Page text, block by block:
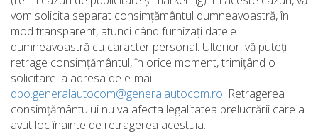
vom solicita separat consimțământul dumneavoastră, în
mod transparent, atunci când furnizați datele
dumneavoastră cu caracter personal. Ulterior, vă puteți
retrage consimțământul, în orice moment, trimițând o
solicitare la adresa de e-mail
dpo.generalautocom@generalautocom.ro. Retragerea
consimţământului nu va afecta legalitatea prelucrării care a
avut loc înainte de retragerea acestuia.